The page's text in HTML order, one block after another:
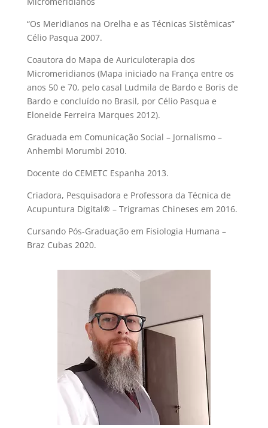
“Os Meridianos na Orelha e as Técnicas Sistêmicas”
Célio Pasqua 2007.
Coautora do Mapa de Auriculoterapia dos
Micromeridianos (Mapa iniciado na França entre os
anos 50 e 70, pelo casal Ludmila de Bardo e Boris de
Bardo e concluído no Brasil, por Célio Pasqua e
Eloneide Ferreira Marques 2012).
Graduada em Comunicação Social – Jornalismo –
Anhembi Morumbi 2010.
Docente do CEMETC Espanha 2013.
Criadora, Pesquisadora e Professora da Técnica de
Acupuntura Digital® – Trigramas Chineses em 2016.
Cursando Pós-Graduação em Fisiologia Humana –
Braz Cubas 2020.